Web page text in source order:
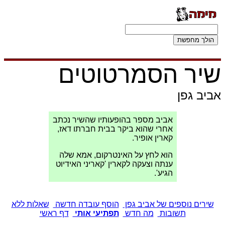
שיר הסמרטוטים
אביב גפן
אביב מספר בהופעותיו שהשיר נכתב
אחרי שהוא ביקר בבית חברתו דאז,
קארין אופיר.
הוא לחץ על האינטרקום, אמא שלה
ענתה וצעקה לקארין 'קאריני האידיוט
הגיע'.
שירים נוספים של אביב גפן הוסף עובדה חדשה
שאלות ללא
תשובות
מה חדש תפתיעי אותי דף ראשי